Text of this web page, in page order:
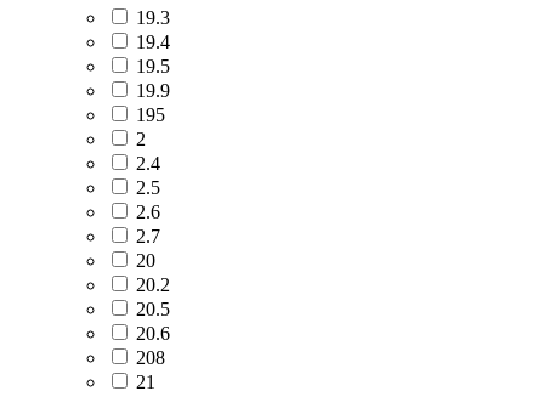
19.3
19.4
19.5
19.9
195
2
2.4
2.5
2.6
2.7
20
20.2
20.5
20.6
208
21